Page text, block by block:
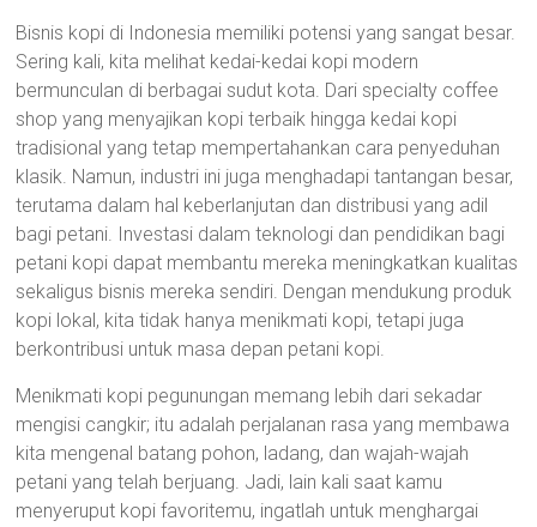
Bisnis kopi di Indonesia memiliki potensi yang sangat besar.
Sering kali, kita melihat kedai-kedai kopi modern
bermunculan di berbagai sudut kota. Dari specialty coffee
shop yang menyajikan kopi terbaik hingga kedai kopi
tradisional yang tetap mempertahankan cara penyeduhan
klasik. Namun, industri ini juga menghadapi tantangan besar,
terutama dalam hal keberlanjutan dan distribusi yang adil
bagi petani. Investasi dalam teknologi dan pendidikan bagi
petani kopi dapat membantu mereka meningkatkan kualitas
sekaligus bisnis mereka sendiri. Dengan mendukung produk
kopi lokal, kita tidak hanya menikmati kopi, tetapi juga
berkontribusi untuk masa depan petani kopi.
Menikmati kopi pegunungan memang lebih dari sekadar
mengisi cangkir; itu adalah perjalanan rasa yang membawa
kita mengenal batang pohon, ladang, dan wajah-wajah
petani yang telah berjuang. Jadi, lain kali saat kamu
menyeruput kopi favoritemu, ingatlah untuk menghargai